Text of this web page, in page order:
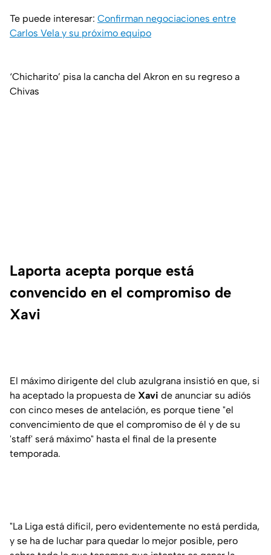
Te puede interesar: Confirman negociaciones entre
Carlos Vela y su próximo equipo
‘Chicharito’ pisa la cancha del Akron en su regreso a
Chivas
Laporta acepta porque está
convencido en el compromiso de
Xavi
El máximo dirigente del club azulgrana insistió en que, si
ha aceptado la propuesta de Xavi de anunciar su adiós
con cinco meses de antelación, es porque tiene "el
convencimiento de que el compromiso de él y de su
'staff' será máximo" hasta el final de la presente
temporada.
"La Liga está difícil, pero evidentemente no está perdida,
y se ha de luchar para quedar lo mejor posible, pero